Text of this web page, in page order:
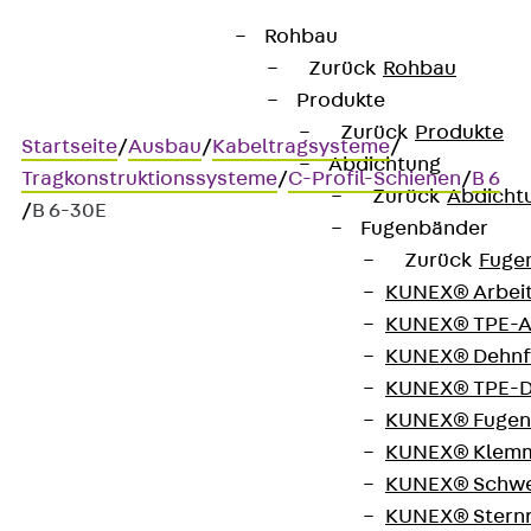
Rohbau
Zurück Rohbau
Produkte
Zurück Produkte
Abdichtung
Zurück
Fugenbänder
Zurück
KUNEX®
KUNEX®
KUNEX®
KUNEX®
KUNEX®
KUNEX®
KUNEX®
KUNEX®
Startseite/Ausbau/Kabeltragsysteme/
Tragkonstruktionssysteme/C-Profil-Schienen/B 6
/B 6-30E
Profilschiene ungelocht
Profilschiene 28x15 mm,